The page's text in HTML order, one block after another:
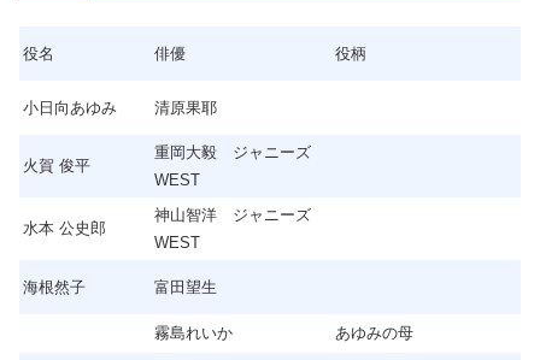
役名 俳優 役柄
小日向あゆみ 清原果耶
火賀 俊平
重岡大毅 ジャニーズ
WEST
水本 公史郎
神山智洋 ジャニーズ
WEST
海根然子 富田望生
霧島れいか あゆみの母